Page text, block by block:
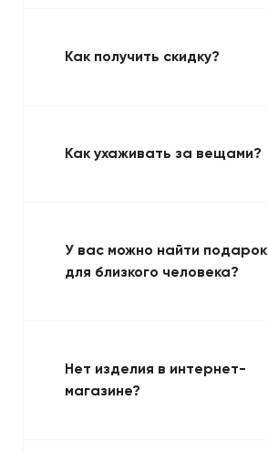
Как получить скидку?
Как ухаживать за вещами?
У вас можно найти подарок
для близкого человека?
Нет изделия в интернет-
магазине?